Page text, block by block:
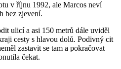
v říjnu 1992, ale Marcos neví
bez zjevení.
ulicí a asi 150 metrů dále uviděl
cesty s hlavou dolů. Podivný cit
zastavit se tam a pokračovat
čekat.